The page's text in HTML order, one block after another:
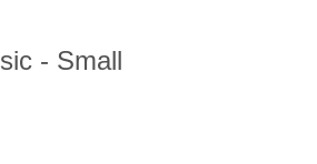
- Small